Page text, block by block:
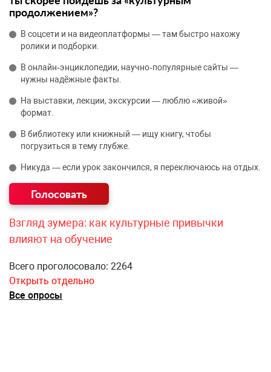
продолжением»?
В соцсети и на видеоплатформы — там быстро нахожу
ролики и подборки.
В онлайн‑энциклопедии, научно‑популярные сайты —
нужны надёжные факты.
На выставки, лекции, экскурсии — люблю «живой»
формат.
В библиотеку или книжный — ищу книгу, чтобы
погрузиться в тему глубже.
Никуда — если урок закончился, я переключаюсь на отдых.
Взгляд зумера: как культурные привычки
влияют на обучение
Всего проголосовало: 2264
Открыть отдельно
Все опросы